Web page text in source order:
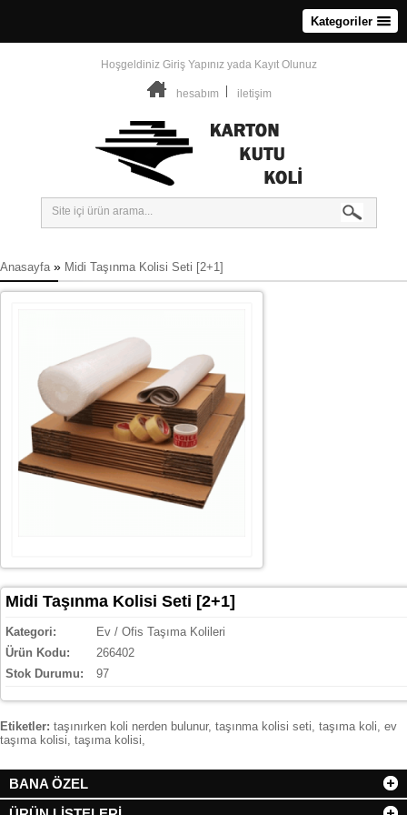
Kategoriler
Hoşgeldiniz Giriş Yapınız yada Kayıt Olunuz
hesabım iletişim
Anasayfa » Midi Taşınma Kolisi Seti [2+1]
Midi Taşınma Kolisi Seti [2+1]
Kategori:
Ev / Ofis Taşıma Kolileri
Ürün Kodu:
266402
Stok Durumu:
97
Etiketler: taşınırken koli nerden bulunur, taşınma kolisi seti, taşıma koli, ev
taşıma kolisi, taşıma kolisi,
BANA ÖZEL